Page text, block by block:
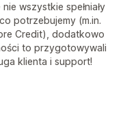
wszystkie spełniały
potrzebujemy (m.in.
Credit), dodatkowo
to przygotowywali
klienta i support!